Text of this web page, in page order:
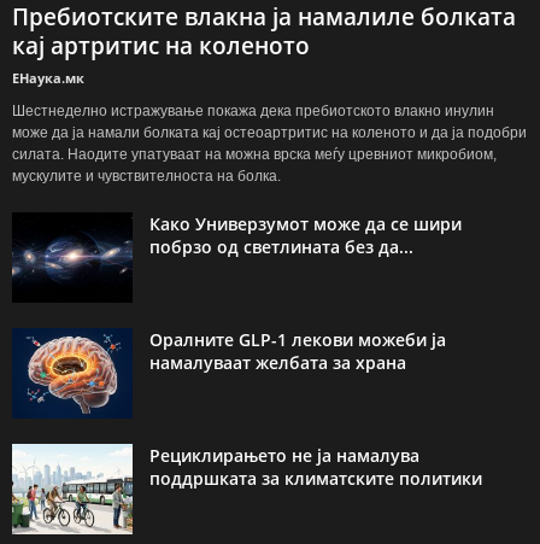
Пребиотските влакна ја намалиле болката
кај артритис на коленото
ЕНаука.мк
Шестнеделно истражување покажа дека пребиотското влакно инулин
може да ја намали болката кај остеоартритис на коленото и да ја подобри
силата. Наодите упатуваат на можна врска меѓу цревниот микробиом,
мускулите и чувствителноста на болка.
Како Универзумот може да се шири
побрзо од светлината без да...
Оралните GLP-1 лекови можеби ја
намалуваат желбата за храна
Рециклирањето не ја намалува
поддршката за климатските политики